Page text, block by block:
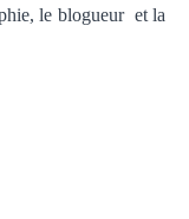
le blogueur et la